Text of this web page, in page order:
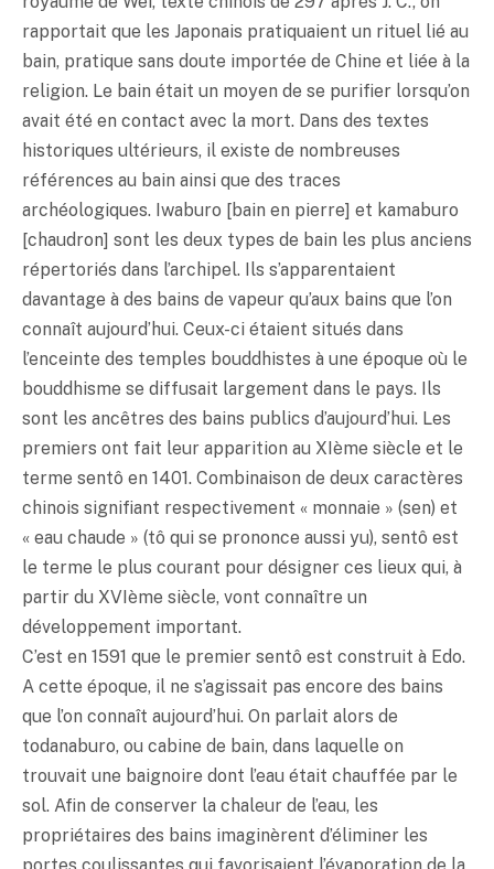
rapportait que les Japonais pratiquaient un rituel lié au
bain, pratique sans doute importée de Chine et liée à la
religion. Le bain était un moyen de se purifier lorsqu’on
avait été en contact avec la mort. Dans des textes
historiques ultérieurs, il existe de nombreuses
références au bain ainsi que des traces
archéologiques. Iwaburo [bain en pierre] et kamaburo
[chaudron] sont les deux types de bain les plus anciens
répertoriés dans l’archipel. Ils s’apparentaient
davantage à des bains de vapeur qu’aux bains que l’on
connaît aujourd’hui. Ceux-ci étaient situés dans
l’enceinte des temples bouddhistes à une époque où le
bouddhisme se diffusait largement dans le pays. Ils
sont les ancêtres des bains publics d’aujourd’hui. Les
premiers ont fait leur apparition au XIème siècle et le
terme sentô en 1401. Combinaison de deux caractères
chinois signifiant respectivement « monnaie » (sen) et
« eau chaude » (tô qui se prononce aussi yu), sentô est
le terme le plus courant pour désigner ces lieux qui, à
partir du XVIème siècle, vont connaître un
développement important.
C’est en 1591 que le premier sentô est construit à Edo.
A cette époque, il ne s’agissait pas encore des bains
que l’on connaît aujourd’hui. On parlait alors de
todanaburo, ou cabine de bain, dans laquelle on
trouvait une baignoire dont l’eau était chauffée par le
sol. Afin de conserver la chaleur de l’eau, les
propriétaires des bains imaginèrent d’éliminer les
portes coulissantes qui favorisaient l’évaporation de la